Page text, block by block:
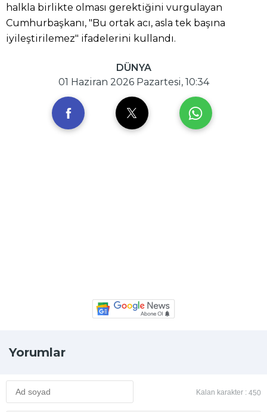
halkla birlikte olması gerektiğini vurgulayan
Cumhurbaşkanı, "Bu ortak acı, asla tek başına
iyileştirilemez" ifadelerini kullandı.
DÜNYA
01 Haziran 2026 Pazartesi, 10:34
Yorumlar
Kalan karakter : 450